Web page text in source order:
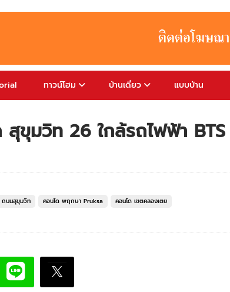
ทาวน์โฮม บ้านเดี่ยว แบบบ้าน
สุขุมวิท 26 ใกล้รถไฟฟ้า BTS
ถนนสุขุมวิท คอนโด พฤกษา Pruksa
คอนโด เขตคลองเตย